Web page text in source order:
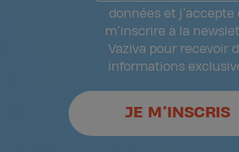
données et j’accepte
m’inscrire à la
Vaziva pour recevoir
informations
JE M’INSCRIS